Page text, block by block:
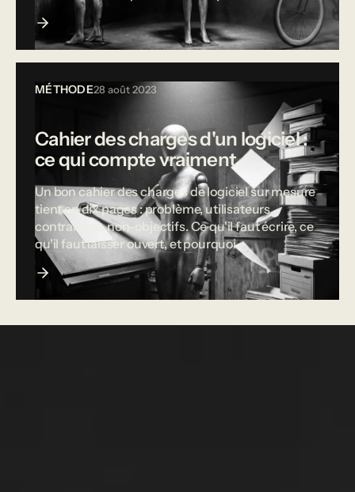
MÉTHODE28 août 2023
Cahier des charges d'un logiciel :
ce qui compte vraiment
Un bon cahier des charges de logiciel sur mesure
tient en dix pages : problème, utilisateurs,
contraintes, non-objectifs. Ce qu'il faut écrire, ce
qu'il faut laisser ouvert, et pourquoi.